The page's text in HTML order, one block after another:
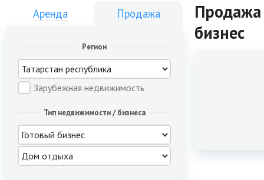
Аренда Продажа
Регион
Зарубежная недвижимость
Тип недвижимости / бизнеса
Продажа
бизнес